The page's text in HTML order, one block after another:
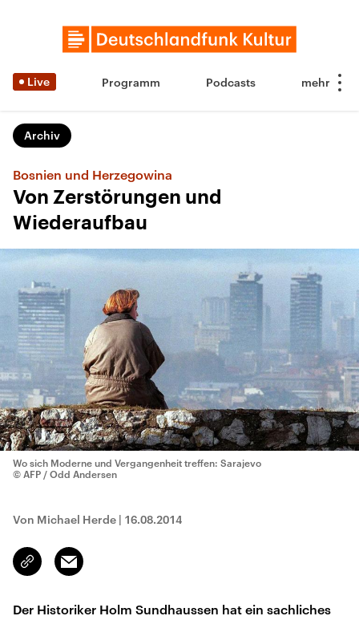
Live Programm Podcasts
Archiv
Bosnien und Herzegowina
Von Zerstörungen und
Wiederaufbau
Wo sich Moderne und Vergangenheit treffen: Sarajevo
© AFP / Odd Andersen
Von Michael Herde | 16.08.2014
Link
kopieren/teilen
Email
Der Historiker Holm Sundhaussen hat ein sachliches